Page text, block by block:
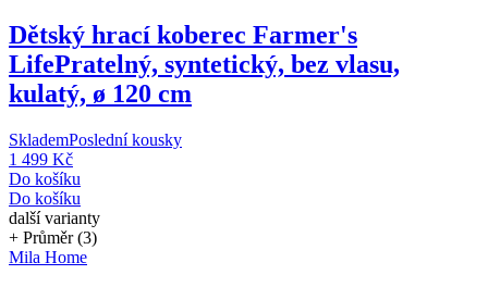
Dětský hrací koberec Farmer's
LifePratelný, syntetický, bez vlasu,
kulatý, ø 120 cm
SklademPoslední kousky
1 499 Kč
Do košíku
Do košíku
další varianty
+ Průměr (3)
Mila Home